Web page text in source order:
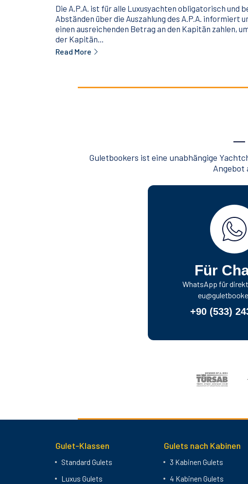
Die A.P.A. ist für alle Luxusyachten obligatorisch und
Abständen über die Auszahlung des A.P.A. informiert
einen ausreichenden Betrag an den Kapitän zahlen,
der Kapitän...
Read More
Guletbookers ist eine unabhängige
Angebot
Für
WhatsApp für
+90 (533)
Gulet-Klassen
Standard Gulets
Luxus Gulets
Gulets nach Kabinen
3 Kabinen Gulets
4 Kabinen Gulets